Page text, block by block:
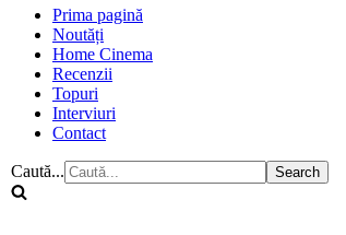
Prima pagină
Noutăți
Home Cinema
Recenzii
Topuri
Interviuri
Contact
Caută...